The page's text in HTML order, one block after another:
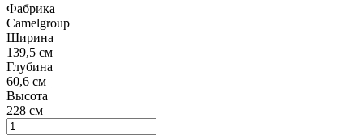
Фабрика
Camelgroup
Ширина
139,5 см
Глубина
60,6 см
Высота
228 см